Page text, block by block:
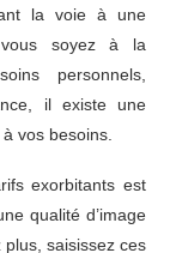
la voie à une
vous soyez à la
personnels,
il existe une
vos besoins.
exorbitants est
qualité d’image
plus, saisissez ces